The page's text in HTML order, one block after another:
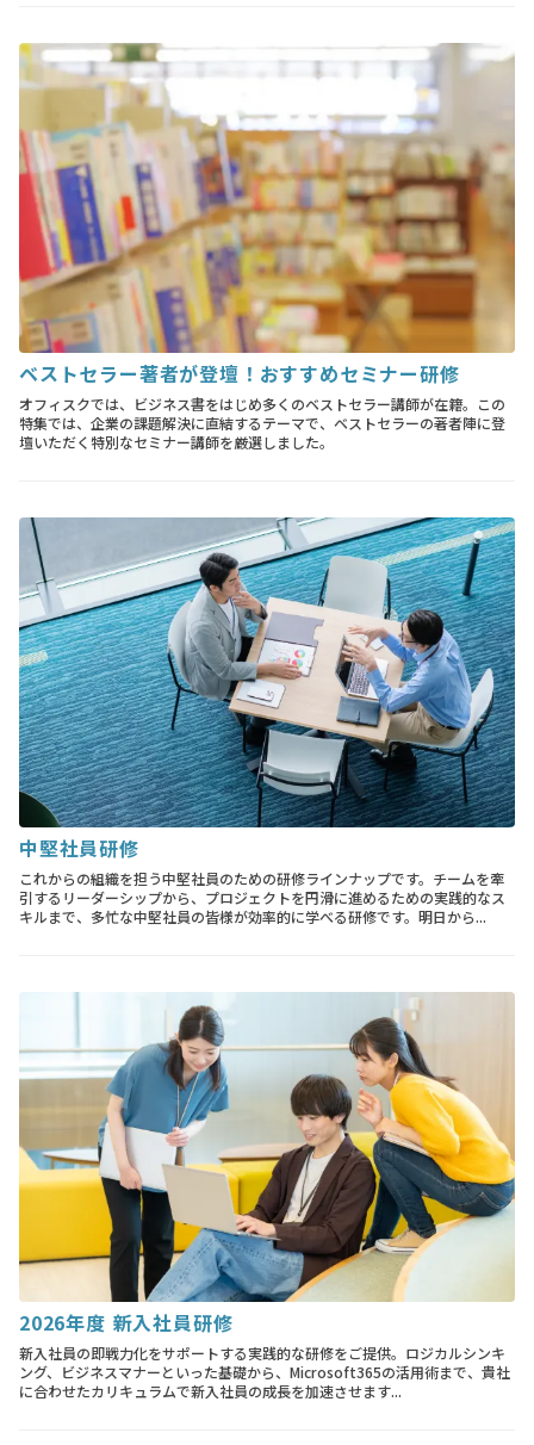
ベストセラー著者が登壇！おすすめセミナー研修
オフィスクでは、ビジネス書をはじめ多くのベストセラー講師が在籍。この
特集では、企業の課題解決に直結するテーマで、ベストセラーの著者陣に登
壇いただく特別なセミナー講師を厳選しました。
中堅社員研修
これからの組織を担う中堅社員のための研修ラインナップです。チームを牽
引するリーダーシップから、プロジェクトを円滑に進めるための実践的なス
キルまで、多忙な中堅社員の皆様が効率的に学べる研修です。明日から...
2026年度 新入社員研修
新入社員の即戦力化をサポートする実践的な研修をご提供。ロジカルシンキ
ング、ビジネスマナーといった基礎から、Microsoft365の活用術まで、貴社
に合わせたカリキュラムで新入社員の成長を加速させます...